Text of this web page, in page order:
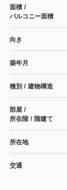
面積 /
バルコニー面積
向き
築年月
種別 / 建物構造
部屋 /
所在階 / 階建て
所在地
交通